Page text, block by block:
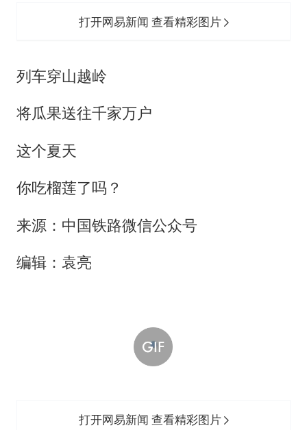
打开网易新闻 查看精彩图片
列车穿山越岭
将瓜果送往千家万户
这个夏天
你吃榴莲了吗？
来源：中国铁路微信公众号
编辑：袁亮
打开网易新闻 查看精彩图片